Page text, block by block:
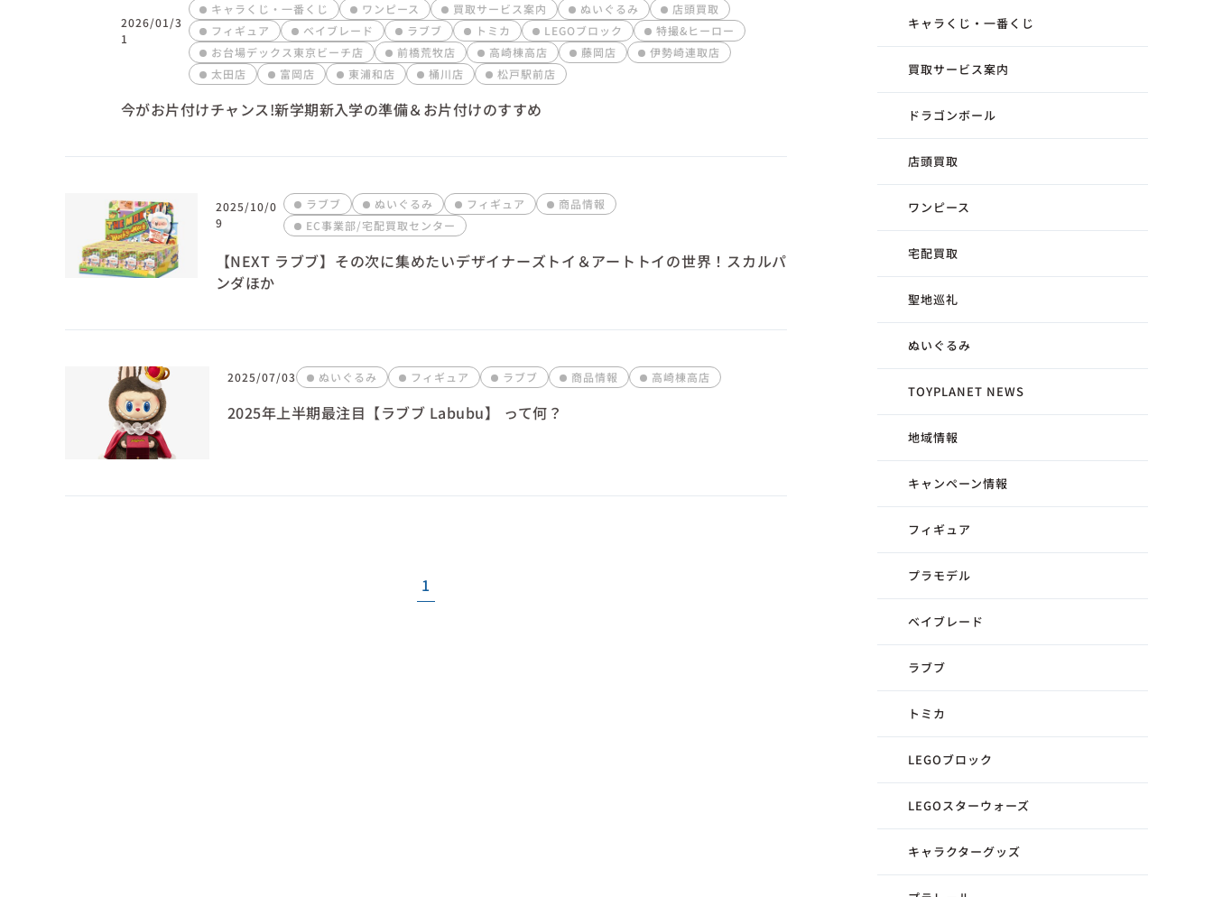
トイプラネット東浦和店
トイプラネット17号桶川店
トイプラネット松戸駅前店
トイプラネットお台場デックス東京ビーチ店
TOKUSATSU HEROES TOKYO 特撮ヒーロー
トイプラネット東浦和店
2026/01/3
1
キャラくじ・一番くじ
ワンピース 買取サービス案内 ぬいぐるみ
店頭買取
フィギュア
ベイブレード ラブブ トミカ LEGOブロック
特撮&ヒーロー
お台場デックス東京ビーチ店
前橋荒牧店 高崎棟高店 藤岡店
伊勢崎連取店
太田店
富岡店 東浦和店 桶川店 松戸駅前店
今がお片付けチャンス!新学期新入学の準備＆お片付けのすすめ
2025/10/0
9
ラブブ ぬいぐるみ フィギュア
商品情報
EC事業部/宅配買取センター
【NEXT ラブブ】その次に集めたいデザイナーズトイ＆アートトイの世界！スカルパ
ンダほか
2025/07/03 ぬいぐるみ フィギュア ラブブ 商品情報 高崎棟高店
2025年上半期最注目【ラブブ Labubu】 って何？
1
キャラくじ・一番くじ
買取サービス案内
ドラゴンボール
店頭買取
ワンピース
宅配買取
聖地巡礼
ぬいぐるみ
TOYPLANET NEWS
地域情報
キャンペーン情報
フィギュア
プラモデル
ベイブレード
ラブブ
トミカ
LEGOブロック
LEGOスターウォーズ
キャラクターグッズ